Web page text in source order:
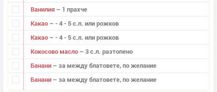
Ванилия – 1 прахче
Какао – - 4 - 5 с.л. или рожков
Какао – - 4 - 5 с.л. или рожков
Кокосово масло – 3 с.л. разтопено
Банани – за между блатовете, по желание
Банани – за между блатовете, по желание